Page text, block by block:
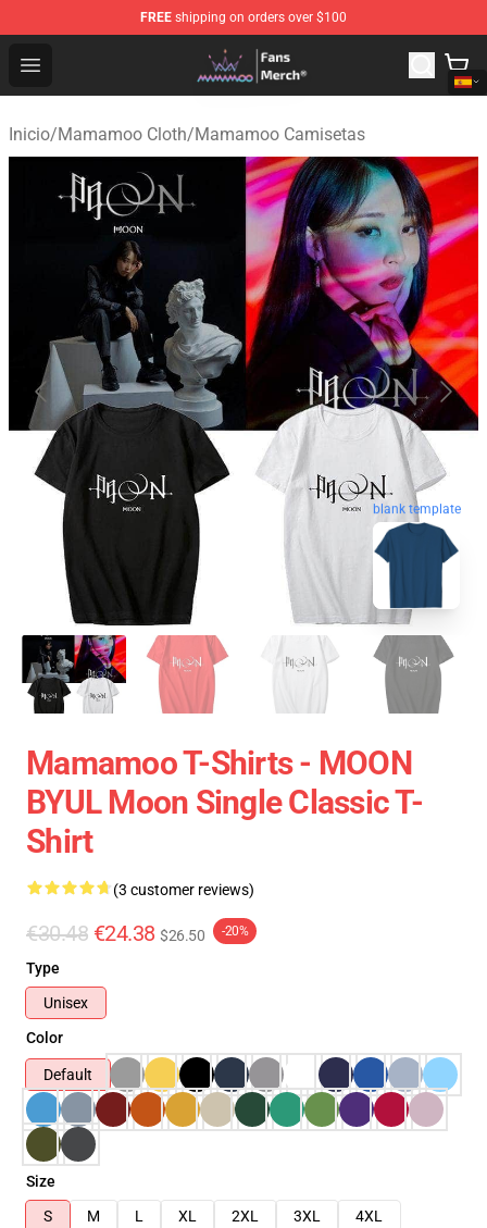
FREE shipping on orders over $100
Open menu
Mamamoo Store - Official Mamamoo Merchandise Shop
Inicio/Mamamoo Cloth/Mamamoo Camisetas
blank template
Mamamoo T-Shirts - MOON
BYUL Moon Single Classic T-
Shirt
(3 customer reviews)
€30.48 €24.38 $26.50 -20%
Type
Unisex
Color
Default
Size
S
M L XL 2XL 3XL
4XL